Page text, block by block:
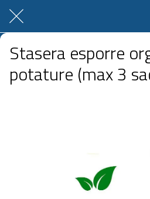
Stasera esporre
potature (max 3